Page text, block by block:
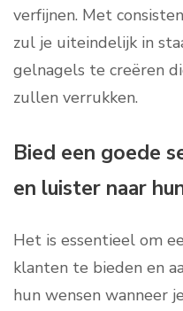
verfijnen. Met
zul je uiteindelijk in
gelnagels te creëren
zullen verrukken.
Bied een goede
en luister naar
Het is essentieel om
klanten te bieden en
hun wensen wanneer